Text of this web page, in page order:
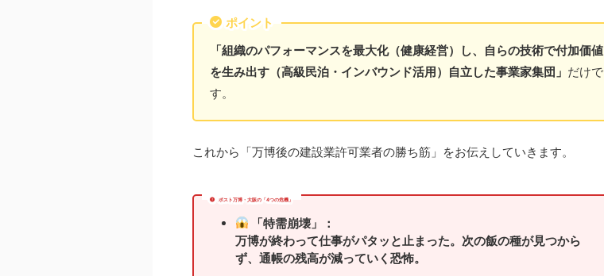
ポイント
「組織のパフォーマンスを最大化（健康経営）し、自らの技術で付加価値
を生み出す（高級民泊・インバウンド活用）自立した事業家集団」 だけで
す。
これから「万博後の建設業許可業者の勝ち筋」をお伝えしていきます。
ポスト万博・大阪の「4つの危機」
「特需崩壊」：
万博が終わって仕事がパタッと止まった。次の飯の種が見つから
ず、通帳の残高が減っていく恐怖。